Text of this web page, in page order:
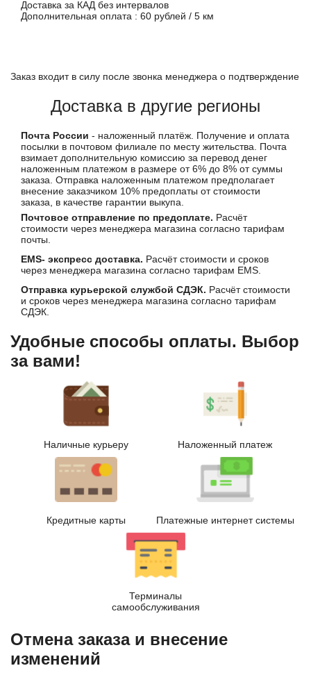
Доставка за КАД без интервалов
Дополнительная оплата : 60 рублей / 5 км
Заказ входит в силу после звонка менеджера о подтверждение
Доставка в другие регионы
Почта России - наложенный платёж. Получение и оплата
посылки в почтовом филиале по месту жительства. Почта
взимает дополнительную комиссию за перевод денег
наложенным платежом в размере от 6% до 8% от суммы
заказа. Отправка наложенным платежом предполагает
внесение заказчиком 10% предоплаты от стоимости
заказа, в качестве гарантии выкупа.
Почтовое отправление по предоплате. Расчёт
стоимости через менеджера магазина согласно тарифам
почты.
EMS- экспресс доставка. Расчёт стоимости и сроков
через менеджера магазина согласно тарифам EMS.
Отправка курьерской службой СДЭК. Расчёт стоимости
и сроков через менеджера магазина согласно тарифам
СДЭК.
Удобные способы оплаты. Выбор
за вами!
Наличные курьеру Наложенный платеж
Кредитные карты Платежные интернет системы
Терминалы
самообслуживания
Отмена заказа и внесение
изменений